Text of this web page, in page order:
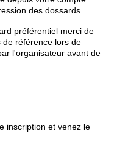
des dossards.
préférentiel merci de
de référence lors de
l'organisateur avant de
inscription et venez le